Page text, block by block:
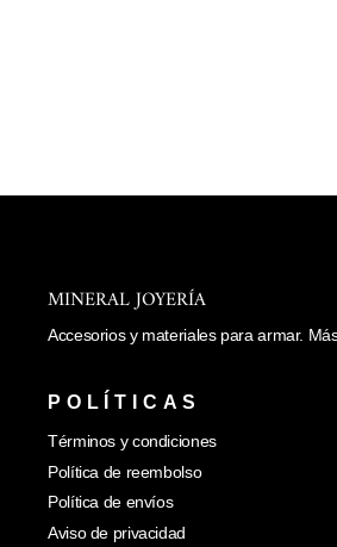
MINERAL JOYERÍA
Accesorios y materiales para armar.
POLÍTICAS
Términos y condiciones
Política de reembolso
Política de envíos
Aviso de privacidad